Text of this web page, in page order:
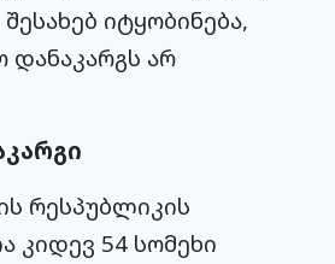
იტყობინება,
დანაკარგს არ
რესპუბლიკის
კიდევ 54 სომეხი